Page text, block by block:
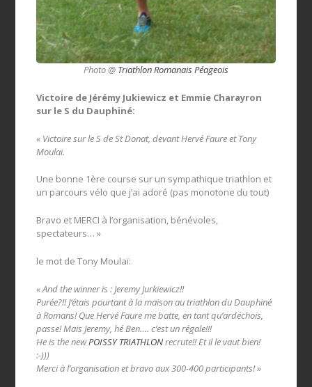
Photo @ Triathlon Romanais Péageois
Victoire de Jérémy Jukiewicz et Emmie Charayron
sur le S du Dauphiné:
« Victoire sur le S de St Donat, devant Hervé Faure et Tony
Moulai.
Une bonne 1ère course sur un sympathique triathlon et
un parcours vélo que j’ai adoré (pas monotone du tout)
Bravo et MERCI à l’organisation, bénévoles,
spectateurs… »
le mot de Tony Moulaï:
« And the winner is : Jeremy Jurkiewicz!!
Purée?!! J’étais pourtant à la maison au triathlon du Dauphiné
à Romans! Que Hervé Faure me batte, en tant qu’ardéchois,
passe! Mais Jeremy, hé Ben…. c’est un régale!!!
He is the newPOISSY TRIATHLONrecrute!! Et il le vaut bien!
:-)))
Merci à l’organisation et bravo aux 300-400 participants! »